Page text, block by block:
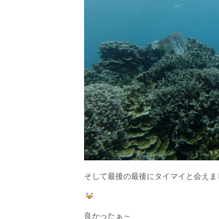
そして最後の最後にタイマイと会えま
良かったぁ～